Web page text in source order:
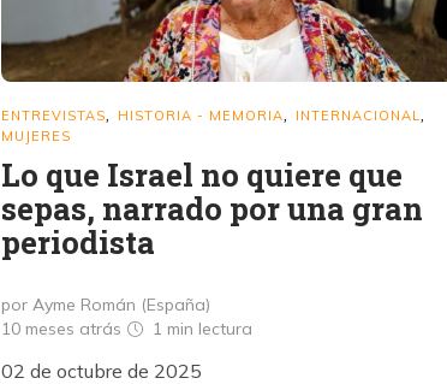
ENTREVISTAS HISTORIA - MEMORIA INTERNACIONAL
MUJERES
Lo que Israel no quiere que
sepas, narrado por una gran
periodista
por Ayme Román (España)
10 meses atrás
1 min lectura
02 de octubre de 2025